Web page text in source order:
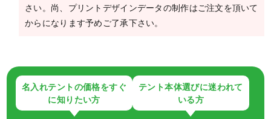
さい。尚、プリントデザインデータの制作はご注文を頂いて
からになります予めご了承下さい。
名入れテントの価格をすぐ
に知りたい方
テント本体選びに迷われて
いる方